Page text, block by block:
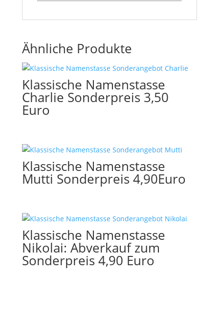
Ähnliche Produkte
Klassische Namenstasse
Charlie Sonderpreis 3,50
Euro
Klassische Namenstasse
Mutti Sonderpreis 4,90Euro
Klassische Namenstasse
Nikolai: Abverkauf zum
Sonderpreis 4,90 Euro